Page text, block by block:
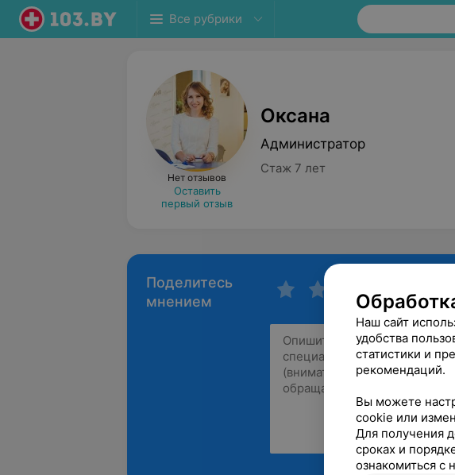
Все рубрики
Нет отзывов
Оставить
первый отзыв
Оксана
Администратор
Стаж 7 лет
Поделитесь
мнением
Наш сайт
удобства
статистики и
рекомендаций.
Вы можете
cookie или
Для получения
сроках и
ознакомиться с